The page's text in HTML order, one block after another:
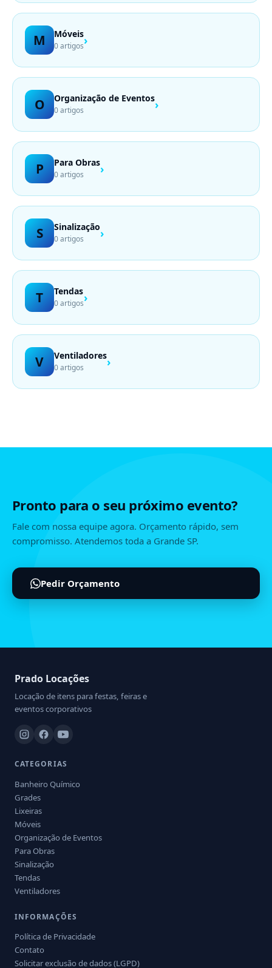
M Móveis
0 artigos›
O Organização de Eventos
0 artigos ›
P Para Obras
0 artigos ›
S Sinalização
0 artigos ›
T Tendas
0 artigos›
V Ventiladores
0 artigos ›
Pronto para o seu próximo evento?
Fale com nossa equipe agora. Orçamento rápido, sem
compromisso. Atendemos toda a Grande SP.
Pedir Orçamento
Prado Locações
Locação de itens para festas, feiras e
eventos corporativos
CATEGORIAS
Banheiro Químico
Grades
Lixeiras
Móveis
Organização de Eventos
Para Obras
Sinalização
Tendas
Ventiladores
INFORMAÇÕES
Política de Privacidade
Contato
Solicitar exclusão de dados (LGPD)